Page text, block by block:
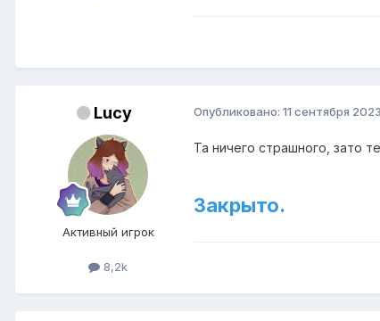
Lucy
Активный игрок
8,2k
Опубликовано: 11 сентября 2023
Та ничего страшного, зато
Закрыто.